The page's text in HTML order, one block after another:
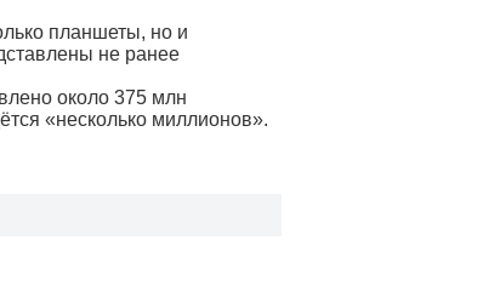
планшеты, но и
не ранее
около 375 млн
«несколько миллионов».